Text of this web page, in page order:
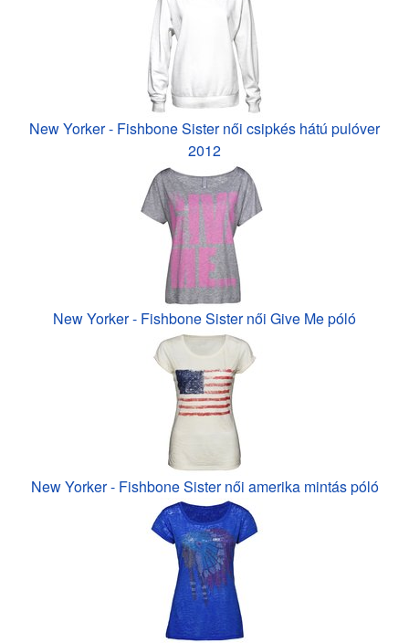
New Yorker - Fishbone Sister női csipkés hátú pulóver
2012
New Yorker - Fishbone Sister női Give Me póló
New Yorker - Fishbone Sister női amerika mintás póló